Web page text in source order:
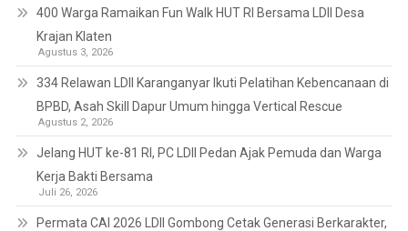
400 Warga Ramaikan Fun Walk HUT RI Bersama LDII Desa
Krajan Klaten
Agustus 3, 2026
334 Relawan LDII Karanganyar Ikuti Pelatihan Kebencanaan di
BPBD, Asah Skill Dapur Umum hingga Vertical Rescue
Agustus 2, 2026
Jelang HUT ke-81 RI, PC LDII Pedan Ajak Pemuda dan Warga
Kerja Bakti Bersama
Juli 26, 2026
Permata CAI 2026 LDII Gombong Cetak Generasi Berkarakter,